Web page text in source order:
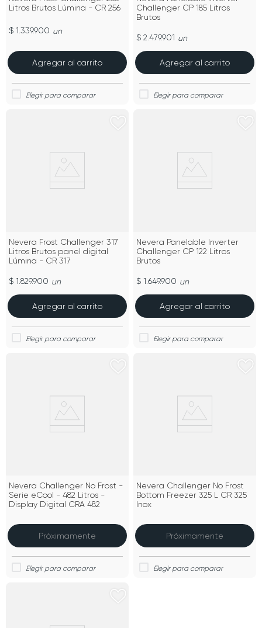
Litros Brutos Lúmina - CR 256
$ 1.339.900 un
Agregar al carrito
Challenger CP 185 Litros
Brutos
$ 2.479.901 un
Agregar al carrito
Nevera Frost Challenger 317
Litros Brutos panel digital
Lúmina - CR 317
$ 1.829.900 un
Agregar al carrito
Nevera Panelable Inverter
Challenger CP 122 Litros
Brutos
$ 1.649.900 un
Agregar al carrito
Nevera Challenger No Frost -
Serie eCool - 482 Litros -
Display Digital CRA 482
Próximamente
Nevera Challenger No Frost
Bottom Freezer 325 L CR 325
Inox
Próximamente